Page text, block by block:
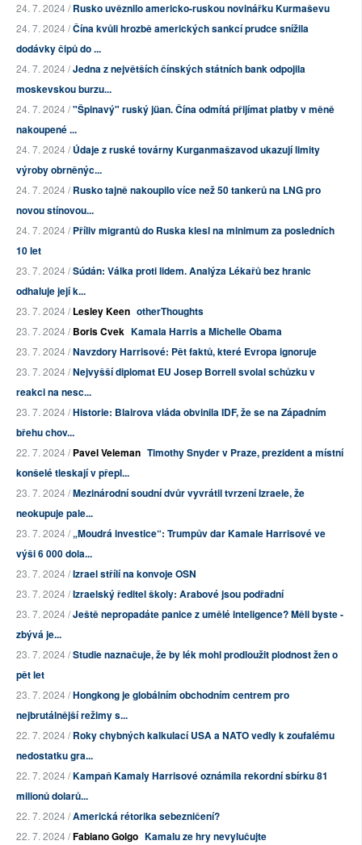
24. 7. 2024 /Rusko uvěznilo americko-ruskou novinářku Kurmaševu
24. 7. 2024 /Čína kvůli hrozbě amerických sankcí prudce snížila
dodávky čipů do ...
24. 7. 2024 /Jedna z největších čínských státních bank odpojila
moskevskou burzu...
24. 7. 2024 /"Špinavý" ruský jüan. Čína odmítá přijímat platby v měně
nakoupené ...
24. 7. 2024 /Údaje z ruské továrny Kurganmašzavod ukazují limity
výroby obrněnýc...
24. 7. 2024 /Rusko tajně nakoupilo více než 50 tankerů na LNG pro
novou stínovou...
24. 7. 2024 /Příliv migrantů do Ruska klesl na minimum za posledních
10 let
23. 7. 2024 /Súdán: Válka proti lidem. Analýza Lékařů bez hranic
odhaluje její k...
23. 7. 2024 /Lesley Keen otherThoughts
23. 7. 2024 /Boris Cvek Kamala Harris a Michelle Obama
23. 7. 2024 /Navzdory Harrisové: Pět faktů, které Evropa ignoruje
23. 7. 2024 /Nejvyšší diplomat EU Josep Borrell svolal schůzku v
reakci na nesc...
23. 7. 2024 /Historie: Blairova vláda obvinila IDF, že se na Západním
břehu chov...
22. 7. 2024 /Pavel Veleman Timothy Snyder v Praze, prezident a místní
konšelé tleskají v přepl...
23. 7. 2024 /Mezinárodní soudní dvůr vyvrátil tvrzení Izraele, že
neokupuje pale...
23. 7. 2024 /„Moudrá investice“: Trumpův dar Kamale Harrisové ve
výši 6 000 dola...
23. 7. 2024 /Izrael střílí na konvoje OSN
23. 7. 2024 /Izraelský ředitel školy: Arabové jsou podřadní
23. 7. 2024 /Ještě nepropadáte panice z umělé inteligence? Měli byste -
zbývá je...
23. 7. 2024 /Studie naznačuje, že by lék mohl prodloužit plodnost žen o
pět let
23. 7. 2024 /Hongkong je globálním obchodním centrem pro
nejbrutálnější režimy s...
22. 7. 2024 /Roky chybných kalkulací USA a NATO vedly k zoufalému
nedostatku gra...
22. 7. 2024 /Kampaň Kamaly Harrisové oznámila rekordní sbírku 81
milionů dolarů...
22. 7. 2024 /Americká rétorika sebezničení?
22. 7. 2024 /Fabiano Golgo Kamalu ze hry nevylučujte